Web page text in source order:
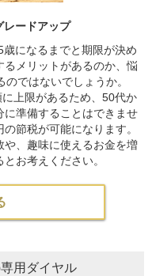
レードアップ
になるまでと期限が決め
メリットがあるのか、悩
ではないでしょうか。
上限があるため、50代か
に準備することはできませ
節税が可能になります。
や、趣味に使えるお金を増
お考えください。
用ダイヤル